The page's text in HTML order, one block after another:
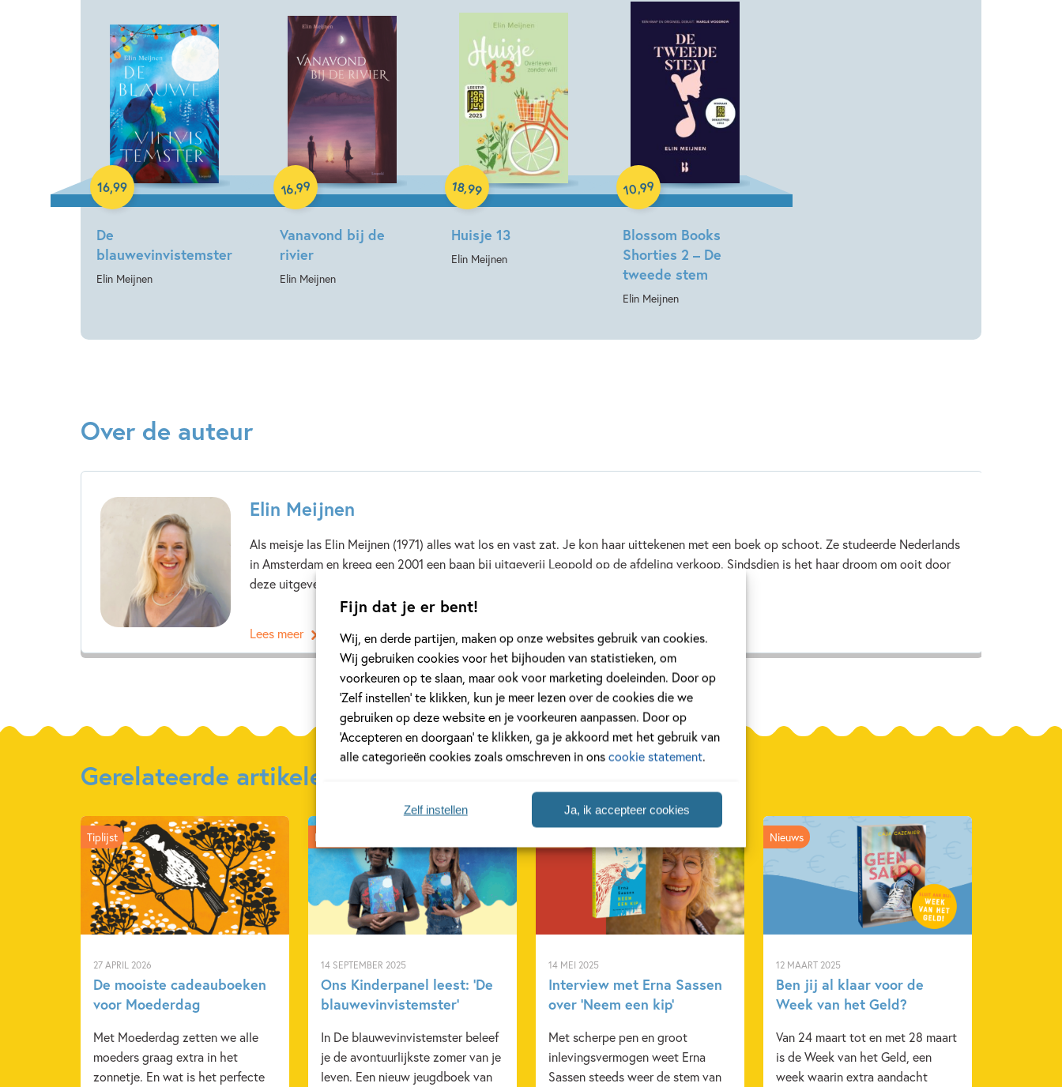
Fijn dat je er bent!
Wij, en derde partijen, maken op onze websites gebruik van cookies.
Wij gebruiken cookies voor het bijhouden van statistieken, om
voorkeuren op te slaan, maar ook voor marketing doeleinden. Door op
‘Zelf instellen’ te klikken, kun je meer lezen over de cookies die we
gebruiken op deze website en je voorkeuren aanpassen. Door op
‘Accepteren en doorgaan’ te klikken, ga je akkoord met het gebruik van
alle categorieën cookies zoals omschreven in onscookie statement.
Ja, ik accepteer cookies
Zelf instellen
Verschijningsdatum:
Kenmerken van dit boek
Dagelijks leven
Liefde & verliefdheid
Reizen & (verre) landen
Zelfvertrouwen & weerbaarheid
De
blauwevinvistemster
Elin Meijnen
16,99
Hardcover
Vanavond bij de
rivier
Elin Meijnen
16,99
Paperback
Huisje 13
Elin Meijnen
18,99
Paperback
Blossom Books
Shorties 2 – De
tweede stem
Elin Meijnen
10,99
Hardcover
Over de auteur
Elin Meijnen
Als meisje las Elin Meijnen (1971) alles wat los en vast zat. Je kon haar uittekenen met een boek op schoot. Ze studeerde Nederlands
in Amsterdam en kreeg een 2001 een baan bij uitgeverij Leopold op de afdeling verkoop. Sindsdien is het haar droom om ooit door
deze uitgeverij gepubliceerd te...
Lees meer
Gerelateerde artikelen
27 APRIL 2026
De mooiste cadeauboeken
voor Moederdag
Met Moederdag zetten we alle
moeders graag extra in het
zonnetje. En wat is het perfecte
Tiplijst
14 SEPTEMBER 2025
Ons Kinderpanel leest: ‘De
blauwevinvistemster’
In De blauwevinvistemster beleef
je de avontuurlijkste zomer van je
leven. Een nieuw jeugdboek van
Kinderpanel
14 MEI 2025
Interview met Erna Sassen
over ‘Neem een kip’
Met scherpe pen en groot
inlevingsvermogen weet Erna
Sassen steeds weer de stem van
12 MAART 2025
Ben jij al klaar voor de
Week van het Geld?
Van 24 maart tot en met 28 maart
is de Week van het Geld, een
week waarin extra aandacht
Nieuws